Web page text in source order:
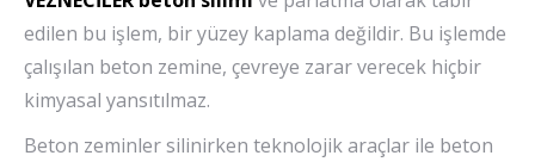
edilen bu işlem, bir yüzey kaplama değildir. Bu işlemde
çalışılan beton zemine, çevreye zarar verecek hiçbir
kimyasal yansıtılmaz.
Beton zeminler silinirken teknolojik araçlar ile beton